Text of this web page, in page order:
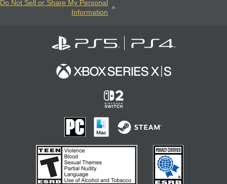
Do Not Sell or Share My Personal
Information